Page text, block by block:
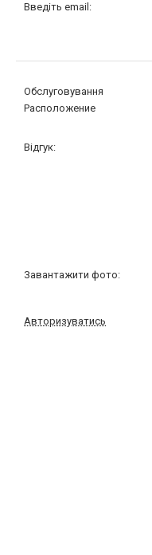
Введіть email:
Обслуговування
Расположение
Відгук:
Завантажити фото:
Авторизуватись